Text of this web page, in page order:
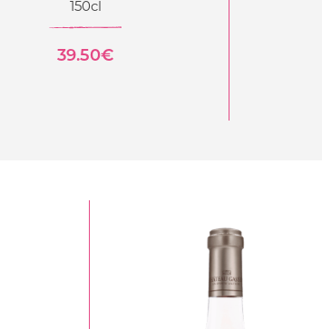
150cl
39.50€